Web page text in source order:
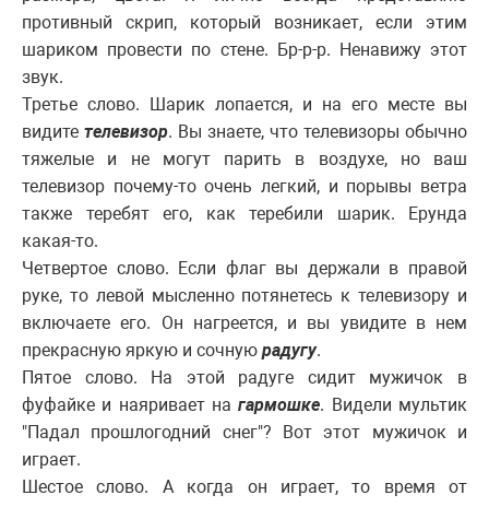
противный скрип, который возникает, если этим
шариком провести по стене. Бр-р-р. Ненавижу этот
звук.
Третье слово. Шарик лопается, и на его месте вы
видите телевизор. Вы знаете, что телевизоры обычно
тяжелые и не могут парить в воздухе, но ваш
телевизор почему-то очень легкий, и порывы ветра
также теребят его, как теребили шарик. Ерунда
какая-то.
Четвертое слово. Если флаг вы держали в правой
руке, то левой мысленно потянетесь к телевизору и
включаете его. Он нагреется, и вы увидите в нем
прекрасную яркую и сочную радугу.
Пятое слово. На этой радуге сидит мужичок в
фуфайке и наяривает нагармошке. Видели мультик
"Падал прошлогодний снег"? Вот этот мужичок и
играет.
Шестое слово. А когда он играет, то время от